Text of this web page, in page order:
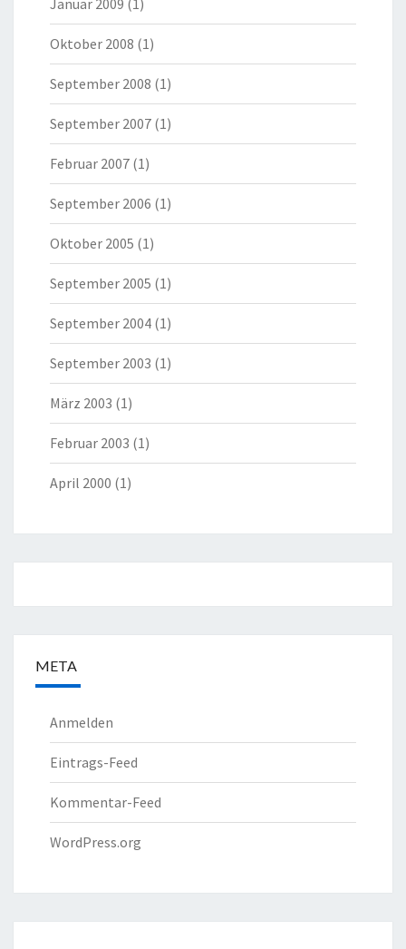
Januar 2009 (1)
Oktober 2008 (1)
September 2008 (1)
September 2007 (1)
Februar 2007 (1)
September 2006 (1)
Oktober 2005 (1)
September 2005 (1)
September 2004 (1)
September 2003 (1)
März 2003 (1)
Februar 2003 (1)
April 2000 (1)
META
Anmelden
Eintrags-Feed
Kommentar-Feed
WordPress.org